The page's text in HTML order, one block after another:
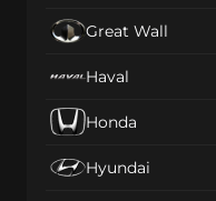
Great Wall
Haval
Honda
Hyundai